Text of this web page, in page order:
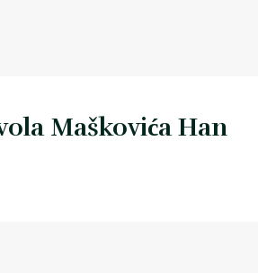
Maškovića Han
Han